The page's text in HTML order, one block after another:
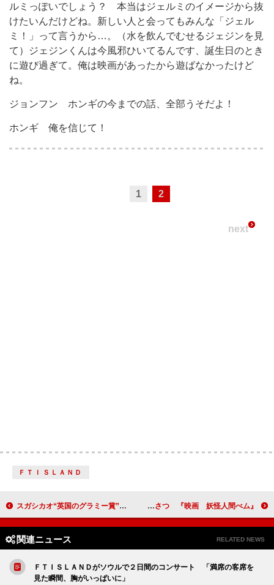
ルミっぽいでしょう？ 本当はジェルミのイメージから抜
けたいんだけどね。新しい人と会ってもみんな「ジェル
ミ！」って言うから…。（水を飲んでむせるジェジンを見
て）ジェジンくんは今風邪ひいてるんです、誕生日のとき
に遊び過ぎて。俺は映画があったから遊ばなかったけど
ね。
ジョンフン ホンギの今までの話、全部うそだよ！
ホンギ 俺を信じて！
1 2
next
ＦＴＩＳＬＡＮＤ
スガシカオ“英国のグラミー賞”を語る 「ブリットアウォーズ」が日本初放送 『映画 妖怪人間べム』 亀梨和也、目に涙を浮かべながら舞台あいさつ
関連ニュース RELATED NEWS
ＦＴＩＳＬＡＮＤがソウルで２日間のコンサート 「満席の客席を
見た瞬間、胸がいっぱいに」